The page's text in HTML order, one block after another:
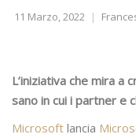
11 Marzo, 2022
L’iniziativa che mira a
sano in cui i partner e
Microsoft lancia